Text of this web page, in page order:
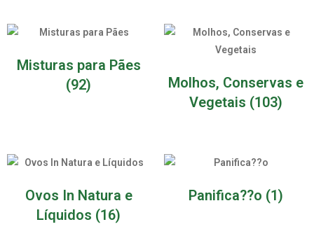
Misturas para Pães
(92)
Molhos, Conservas e
Vegetais (103)
Ovos In Natura e
Líquidos (16)
Panifica??o (1)